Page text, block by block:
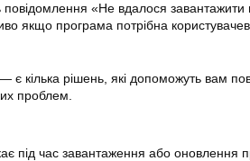
«Не вдалося завантажити
якщо програма потрібна
кілька рішень, які допоможуть вам
проблем.
під час завантаження або оновлення